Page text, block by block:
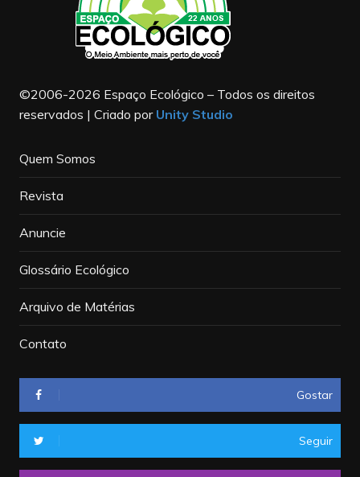
©2006-2026 Espaço Ecológico – Todos os direitos
reservados | Criado por Unity Studio
Quem Somos
Revista
Anuncie
Glossário Ecológico
Arquivo de Matérias
Contato
Gostar
Seguir